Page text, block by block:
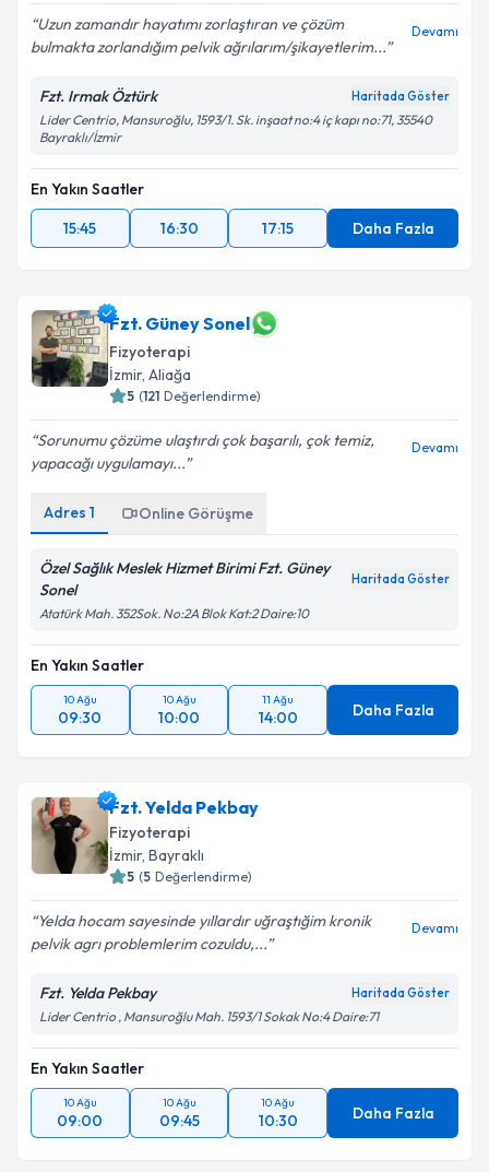
Uzun zamandır hayatımı zorlaştıran ve çözüm
bulmakta zorlandığım pelvik ağrılarım/şikayetlerim...
Devamı
Fzt. Irmak Öztürk Haritada Göster
Lider Centrio, Mansuroğlu, 1593/1. Sk. inşaat no:4 iç kapı no:71, 35540
Bayraklı/İzmir
En Yakın Saatler
15:45
16:30 17:15 Daha Fazla
Fzt. Güney Sonel
Fizyoterapi
İzmir, Aliağa
5 (121 Değerlendirme)
Sorunumu çözüme ulaştırdı çok başarılı, çok temiz,
yapacağı uygulamayı...
Devamı
Adres 1 Online Görüşme
Özel Sağlık Meslek Hizmet Birimi Fzt. Güney
Sonel
Haritada Göster
Atatürk Mah. 352Sok. No:2A Blok Kat:2 Daire:10
En Yakın Saatler
10 Ağu
09:30
10 Ağu
10:00
11 Ağu
14:00 Daha Fazla
Fzt. Yelda Pekbay
Fizyoterapi
İzmir, Bayraklı
5 (5 Değerlendirme)
Yelda hocam sayesinde yıllardır uğraştığim kronik
pelvik agrı problemlerim cozuldu,...
Devamı
Fzt. Yelda Pekbay Haritada Göster
Lider Centrio , Mansuroğlu Mah. 1593/1 Sokak No:4 Daire:71
En Yakın Saatler
10 Ağu
09:00
10 Ağu
09:45
10 Ağu
10:30 Daha Fazla